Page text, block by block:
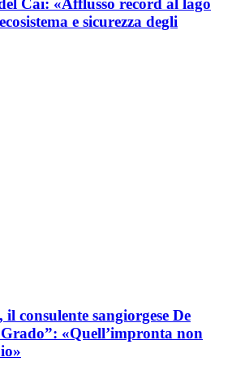
e sicurezza degli
consulente sangiorgese De
«Quell’impronta non